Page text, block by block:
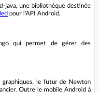
java, une bibliothèque destinée
pour l'API Android.
qui permet de gérer des
graphiques, le futur de Newton
Outre le mobile Android à